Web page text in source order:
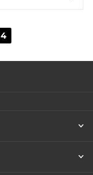
4